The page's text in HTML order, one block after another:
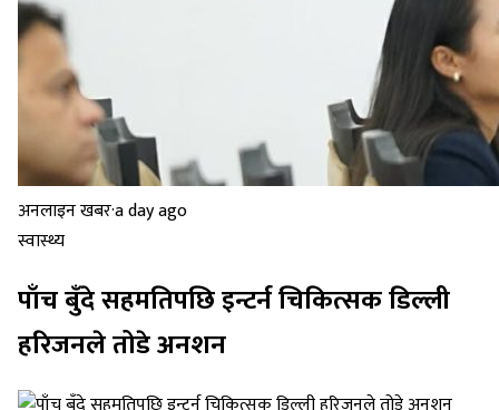
अनलाइन खबर·a day ago
स्वास्थ्य
पाँच बुँदे सहमतिपछि इन्टर्न चिकित्सक डिल्ली
हरिजनले तोडे अनशन